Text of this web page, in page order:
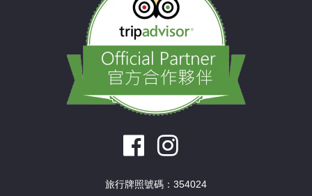
旅行牌照號碼：354024